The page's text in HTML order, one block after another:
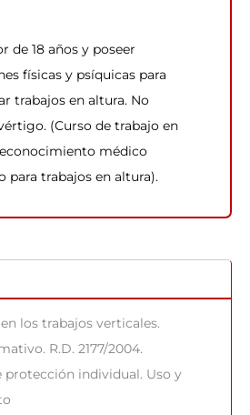
de 18 años y poseer
físicas y psíquicas para
trabajos en altura. No
(Curso de trabajo en
médico
para trabajos en altura).
los trabajos verticales.
R.D. 2177/2004.
protección individual. Uso y